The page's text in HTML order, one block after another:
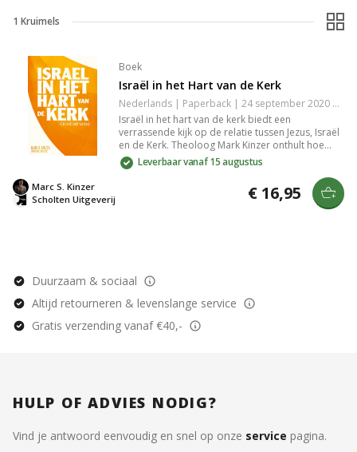
1 Kruimels
Boek
Israël in het Hart van de Kerk
Nederlands | Paperback | 24 september 2020 | 182 pagina's | Basisbijbel | 9789492959836
Israël in het hart van de kerk biedt een
verrassende kijk op de relatie tussen Jezus, Israël
en de Kerk. Theoloog Mark Kinzer onthult hoe
Jezus als Messias zowel Israël als de Kerk
verbindt. Zijn diepgaande analyse toont een
blijvende verbondenheid die nieuwe inzichten
geeft in het christendom en jodendom.
Leverbaar vanaf 15 augustus
Scholten Uitgeverij
Marc S. Kinzer € 16,95
Duurzaam & sociaal
Altijd retourneren & levenslange service
Gratis verzending vanaf €40,-
HULP OF ADVIES NODIG?
Vind je antwoord eenvoudig en snel op onze service pagina.